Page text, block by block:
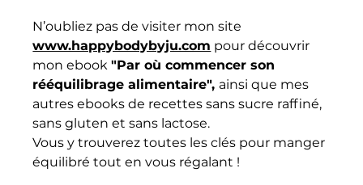
N’oubliez pas de visiter mon site
www.happybodybyju.com pour découvrir
mon ebook "Par où commencer son
rééquilibrage alimentaire", ainsi que mes
autres ebooks de recettes sans sucre raffiné,
sans gluten et sans lactose.
Vous y trouverez toutes les clés pour manger
équilibré tout en vous régalant !